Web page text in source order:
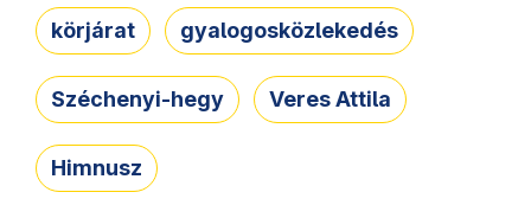
körjárat gyalogosközlekedés
Széchenyi-hegy Veres Attila
Himnusz